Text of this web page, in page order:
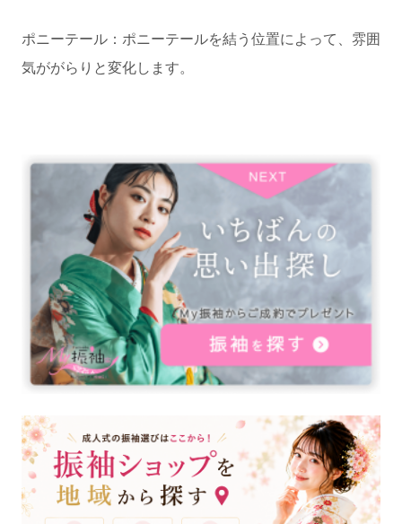
ポニーテール：ポニーテールを結う位置によって、雰囲
気ががらりと変化します。